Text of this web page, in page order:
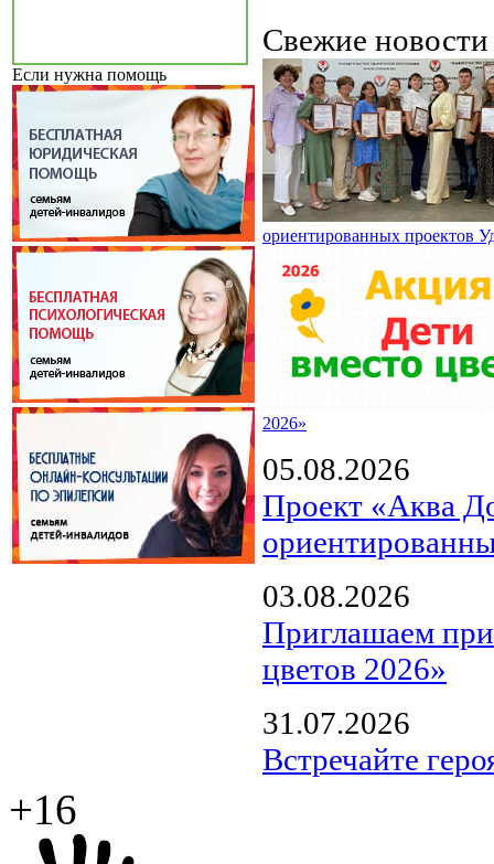
Если нужна помощь
Свежие
ориентированных проектов
2026»
05.08.2026
Проект «Аква
03.08.2026
Приглашаем
цветов 2026»
31.07.2026
Встречайте
+16